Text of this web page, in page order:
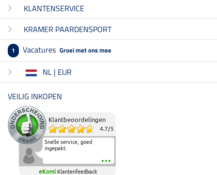
KLANTENSERVICE
KRAMER PAARDENSPORT
1 Vacatures Groei met ons mee
NL | EUR
VEILIG INKOPEN
Klantbeoordelingen
4.7/5
Snelle service, goed
ingepakt.
eKomi Klantenfeedback